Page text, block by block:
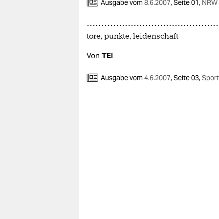
Ausgabe vom8.6.2007,Seite 01,
tore, punkte, leidenschaft
Von TEI
Ausgabe vom4.6.2007,Seite 03,Sport